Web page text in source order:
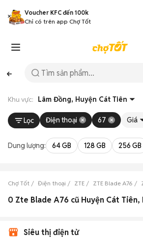
Voucher KFC đến 100k
Chỉ có trên app Chợ Tốt
Khu vực: Lâm Đồng, Huyện Cát Tiên
Lọc Điện thoại 67 Giá
Dung lượng: 64 GB 128 GB 256 GB
Chợ Tốt Điện thoại ZTE ZTE Blade A76
0 Zte Blade A76 cũ Huyện Cát Tiên,
Siêu thị điện tử